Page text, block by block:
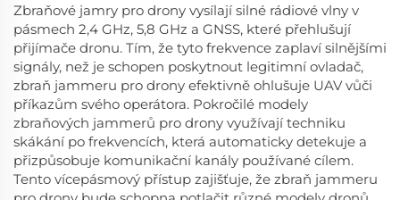
Zbraňové jamry pro drony vysílají silné rádiové vlny v
pásmech 2,4 GHz, 5,8 GHz a GNSS, které přehlušují
přijímače dronu. Tím, že tyto frekvence zaplaví silnějšími
signály, než je schopen poskytnout legitimní ovladač,
zbraň jammeru pro drony efektivně ohlušuje UAV vůči
příkazům svého operátora. Pokročilé modely
zbraňových jammerů pro drony využívají techniku
skákání po frekvencích, která automaticky detekuje a
přizpůsobuje komunikační kanály používané cílem.
Tento vícepásmový přístup zajišťuje, že zbraň jammeru